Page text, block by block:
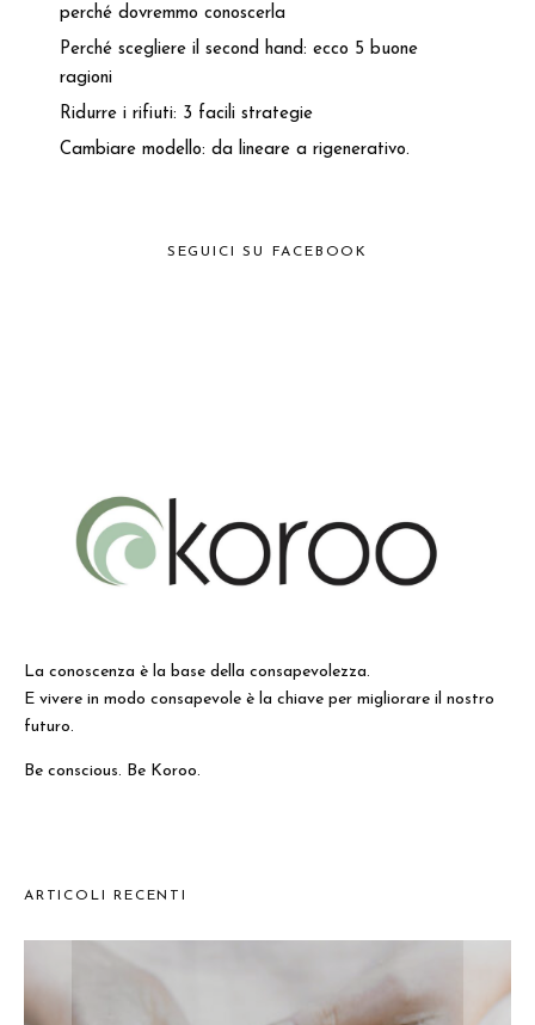
perché dovremmo conoscerla
Perché scegliere il second hand: ecco 5 buone
ragioni
Ridurre i rifiuti: 3 facili strategie
Cambiare modello: da lineare a rigenerativo.
SEGUICI SU FACEBOOK
La conoscenza è la base della consapevolezza.
E vivere in modo consapevole è la chiave per migliorare il nostro
futuro.
Be conscious. Be Koroo.
ARTICOLI RECENTI